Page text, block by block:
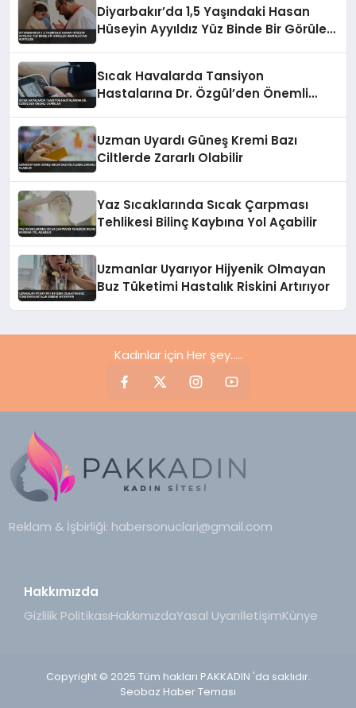
Diyarbakır’da 1,5 Yaşındaki Hasan
Hüseyin Ayyıldız Yüz Binde Bir Görülen
Sıcak Havalarda Tansiyon
Hastalarına Dr. Özgül’den Önemli
Uzman Uyardı Güneş Kremi Bazı
Ciltlerde Zararlı Olabilir
Yaz Sıcaklarında Sıcak Çarpması
Tehlikesi Bilinç Kaybına Yol Açabilir
Uzmanlar Uyarıyor Hijyenik Olmayan
Buz Tüketimi Hastalık Riskini Artırıyor
Kadınlar için Her şey.....
Reklam & İşbirliği: habersonuclari@gmail.com
Hakkımızda
Gizlilik PolitikasıHakkımızdaYasal UyarıİletişimKünye
Copyright © 2025 Tüm hakları PAKKADIN 'da saklıdır.
Seobaz Haber Teması